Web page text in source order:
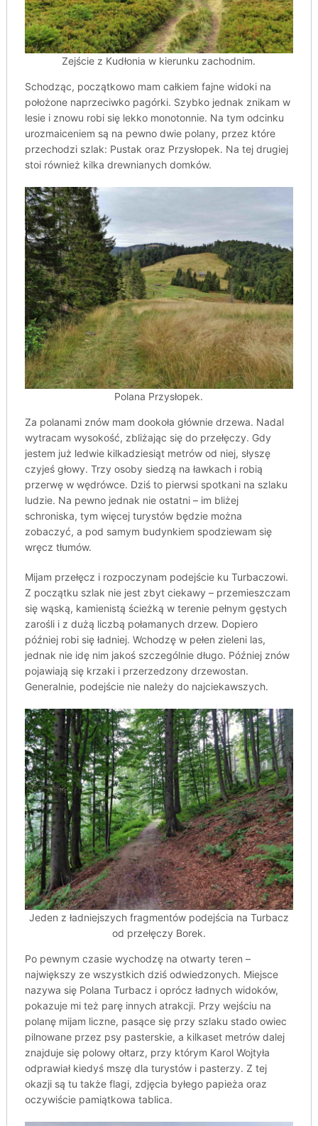
Zejście z Kudłonia w kierunku zachodnim.
Schodząc, początkowo mam całkiem fajne widoki na
położone naprzeciwko pagórki. Szybko jednak znikam w
lesie i znowu robi się lekko monotonnie. Na tym odcinku
urozmaiceniem są na pewno dwie polany, przez które
przechodzi szlak: Pustak oraz Przysłopek. Na tej drugiej
stoi również kilka drewnianych domków.
Polana Przysłopek.
Za polanami znów mam dookoła głównie drzewa. Nadal
wytracam wysokość, zbliżając się do przełęczy. Gdy
jestem już ledwie kilkadziesiąt metrów od niej, słyszę
czyjeś głowy. Trzy osoby siedzą na ławkach i robią
przerwę w wędrówce. Dziś to pierwsi spotkani na szlaku
ludzie. Na pewno jednak nie ostatni – im bliżej
schroniska, tym więcej turystów będzie można
zobaczyć, a pod samym budynkiem spodziewam się
wręcz tłumów.
Mijam przełęcz i rozpoczynam podejście ku Turbaczowi.
Z początku szlak nie jest zbyt ciekawy – przemieszczam
się wąską, kamienistą ścieżką w terenie pełnym gęstych
zarośli i z dużą liczbą połamanych drzew. Dopiero
później robi się ładniej. Wchodzę w pełen zieleni las,
jednak nie idę nim jakoś szczególnie długo. Później znów
pojawiają się krzaki i przerzedzony drzewostan.
Generalnie, podejście nie należy do najciekawszych.
Jeden z ładniejszych fragmentów podejścia na Turbacz
od przełęczy Borek.
Po pewnym czasie wychodzę na otwarty teren –
największy ze wszystkich dziś odwiedzonych. Miejsce
nazywa się Polana Turbacz i oprócz ładnych widoków,
pokazuje mi też parę innych atrakcji. Przy wejściu na
polanę mijam liczne, pasące się przy szlaku stado owiec
pilnowane przez psy pasterskie, a kilkaset metrów dalej
znajduje się polowy ołtarz, przy którym Karol Wojtyła
odprawiał kiedyś mszę dla turystów i pasterzy. Z tej
okazji są tu także flagi, zdjęcia byłego papieża oraz
oczywiście pamiątkowa tablica.